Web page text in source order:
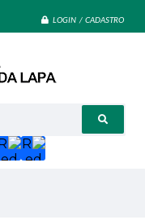
LOGIN / CADASTRO